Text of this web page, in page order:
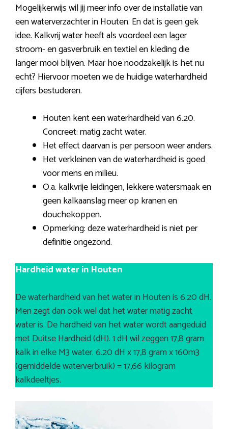
Mogelijkerwijs wil jij meer info over de installatie van
een waterverzachter in Houten. En dat is geen gek
idee. Kalkvrij water heeft als voordeel een lager
stroom- en gasverbruik en textiel en kleding die
langer mooi blijven. Maar hoe noodzakelijk is het nu
echt? Hiervoor moeten we de huidige waterhardheid
cijfers bestuderen.
Houten kent een waterhardheid van 6.20.
Concreet: matig zacht water.
Het effect daarvan is per persoon weer anders.
Het verkleinen van de waterhardheid is goed
voor mens en milieu.
O.a. kalkvrije leidingen, lekkere watersmaak en
geen kalkaanslag meer op kranen en
douchekoppen.
Opmerking: deze waterhardheid is niet per
definitie ongezond.
Hardheid water in Houten
De waterhardheid van het water in Houten is 6.20 dH.
Men zegt dan ook wel dat het water matig zacht
water is. De hardheid van het water wordt aangeduid
met Duitse Hardheid (dH). 1 dH wil zeggen 17,8 gram
kalk in elke M3 water. 6.20 dH x 17,8 gram x 160m3
(gemiddelde waterverbruik) = 17,66 kilogram
kalkdeeltjes.